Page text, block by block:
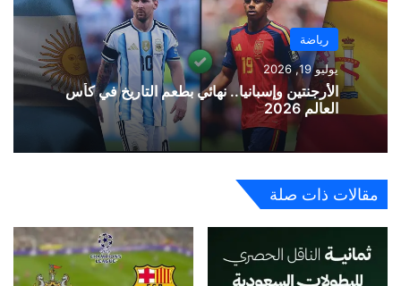
رياضة
يوليو 19, 2026
الأرجنتين وإسبانيا.. نهائي بطعم التاريخ في كأس
العالم 2026
مقالات ذات صلة